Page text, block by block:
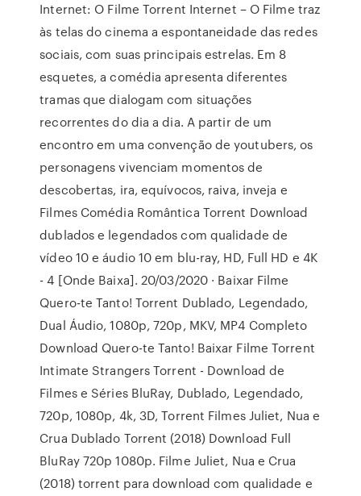
Internet: O Filme Torrent Internet – O Filme traz
às telas do cinema a espontaneidade das redes
sociais, com suas principais estrelas. Em 8
esquetes, a comédia apresenta diferentes
tramas que dialogam com situações
recorrentes do dia a dia. A partir de um
encontro em uma convenção de youtubers, os
personagens vivenciam momentos de
descobertas, ira, equívocos, raiva, inveja e
Filmes Comédia Romântica Torrent Download
dublados e legendados com qualidade de
vídeo 10 e áudio 10 em blu-ray, HD, Full HD e 4K
- 4 [Onde Baixa]. 20/03/2020 · Baixar Filme
Quero-te Tanto! Torrent Dublado, Legendado,
Dual Áudio, 1080p, 720p, MKV, MP4 Completo
Download Quero-te Tanto! Baixar Filme Torrent
Intimate Strangers Torrent - Download de
Filmes e Séries BluRay, Dublado, Legendado,
720p, 1080p, 4k, 3D, Torrent Filmes Juliet, Nua e
Crua Dublado Torrent (2018) Download Full
BluRay 720p 1080p. Filme Juliet, Nua e Crua
(2018) torrent para download com qualidade e